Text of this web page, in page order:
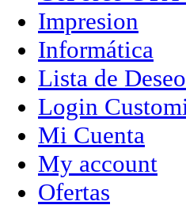
Impresion
Informática
Lista de
Login
Mi Cuenta
My account
Ofertas